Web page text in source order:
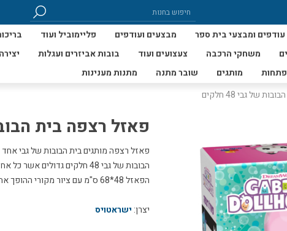
עודפים ומבצעי בית ספר מבצעים ועודפים פליימוביל ועוד
משחקי הרכבה צעצועים ועוד בובות אביזרים ועגלות
מותגים שובר מתנה מתנות מענינות
של גבי 48 חלקים
פאזל רצפה בית הבובות
הבובות של גבי 48 חלקים
הפאזל 48*68 ס"מ עם ציור מקורי ההופך את הלמידה לחווייתית.
יצרן: ישראטויס